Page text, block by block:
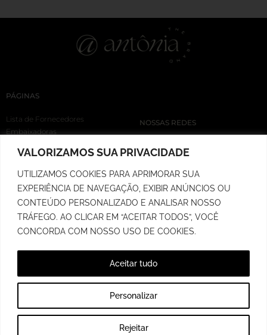
VALORIZAMOS SUA PRIVACIDADE
UTILIZAMOS COOKIES PARA APRIMORAR SUA
EXPERIÊNCIA DE NAVEGAÇÃO, EXIBIR ANÚNCIOS OU
CONTEÚDO PERSONALIZADO E ANALISAR NOSSO
TRÁFEGO. AO CLICAR EM “ACEITAR TODOS”, VOCÊ
CONCORDA COM NOSSO USO DE COOKIES.
Personalizar
Rejeitar
Aceitar tudo
PÁGINAS
Lista de Fornecedores
Embaixadoras
Cupons
Rastreio de Pedidos
Prazo de Postagem
Política de Troca
Política de Privacidade
NOSSAS REDES
DESENVOLVIDO POR IDEEN MARKETING DIGITAL | 2026 | © ANTONIA THE BRAND |
CNPJ 36.679.576/0001-74
0